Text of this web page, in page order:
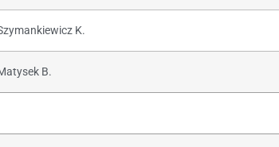
K.
B.